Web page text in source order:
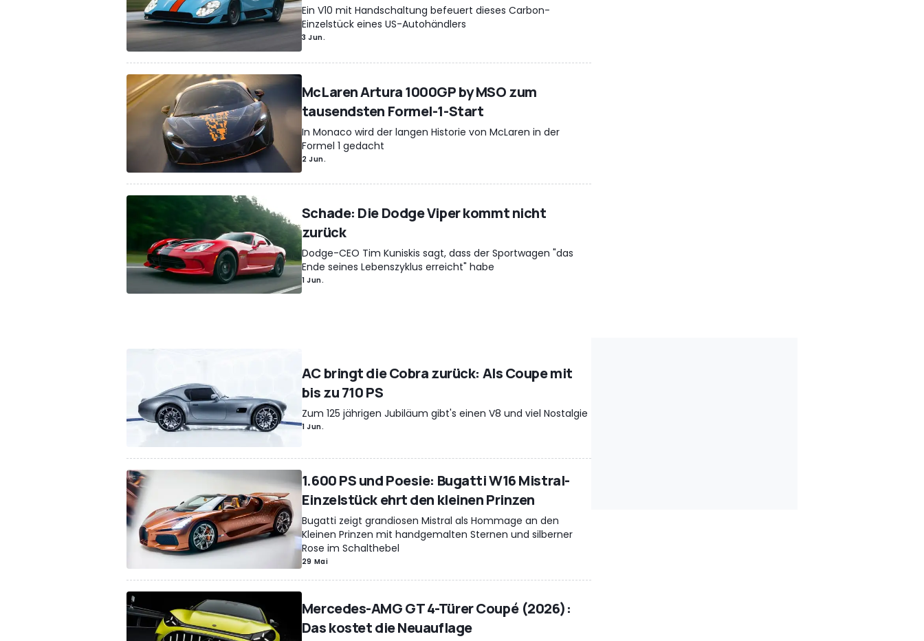
Ein V10 mit Handschaltung befeuert dieses Carbon-
Einzelstück eines US-Autohändlers
3 Jun.
McLaren Artura 1000GP by MSO zum
tausendsten Formel-1-Start
In Monaco wird der langen Historie von McLaren in der
Formel 1 gedacht
2 Jun.
Schade: Die Dodge Viper kommt nicht
zurück
Dodge-CEO Tim Kuniskis sagt, dass der Sportwagen "das
Ende seines Lebenszyklus erreicht" habe
1 Jun.
AC bringt die Cobra zurück: Als Coupe mit
bis zu 710 PS
Zum 125 jährigen Jubiläum gibt's einen V8 und viel Nostalgie
1 Jun.
1.600 PS und Poesie: Bugatti W16 Mistral-
Einzelstück ehrt den kleinen Prinzen
Bugatti zeigt grandiosen Mistral als Hommage an den
Kleinen Prinzen mit handgemalten Sternen und silberner
Rose im Schalthebel
29 Mai
Mercedes-AMG GT 4-Türer Coupé (2026):
Das kostet die Neuauflage